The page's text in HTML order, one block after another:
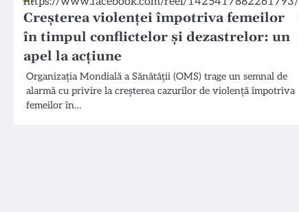
Creșterea violenței împotriva femeilor
în timpul conflictelor și dezastrelor: un
apel la acțiune
Organizația Mondială a Sănătății (OMS) trage un semnal de
alarmă cu privire la creșterea cazurilor de violență împotriva
femeilor în…